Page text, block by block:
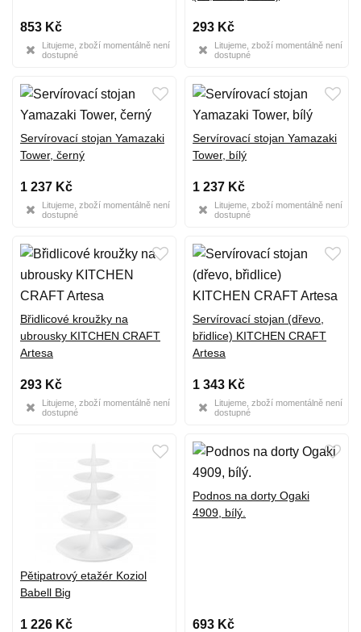
853 Kč
Litujeme, zboží momentálně není
dostupné
293 Kč
Litujeme, zboží momentálně není
dostupné
Servírovací stojan Yamazaki
Tower, černý
1 237 Kč
Litujeme, zboží momentálně není
dostupné
Servírovací stojan Yamazaki
Tower, bílý
1 237 Kč
Litujeme, zboží momentálně není
dostupné
Břidlicové kroužky na
ubrousky KITCHEN CRAFT
Artesa
293 Kč
Litujeme, zboží momentálně není
dostupné
Servírovací stojan (dřevo,
břidlice) KITCHEN CRAFT
Artesa
1 343 Kč
Litujeme, zboží momentálně není
dostupné
Pětipatrový etažér Koziol
Babell Big
1 226 Kč
Podnos na dorty Ogaki
4909, bílý.
693 Kč